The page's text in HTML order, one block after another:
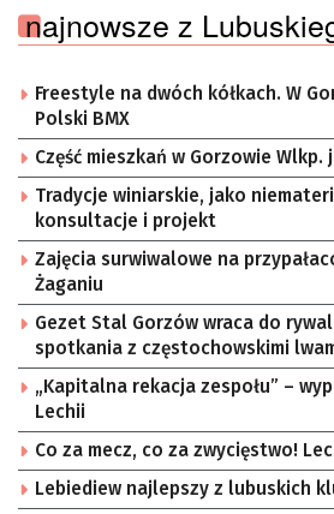
najnowsze z
Freestyle na dwóch kółkach. W
Polski BMX
Część mieszkań w Gorzowie
Tradycje winiarskie, jako
konsultacje i projekt
Zajęcia surwiwalowe na
Żaganiu
Gezet Stal Gorzów wraca do
spotkania z częstochowskimi
„Kapitalna rekacja zespołu” –
Lechii
Co za mecz, co za zwycięstwo!
Lebiediew najlepszy z lubuskich